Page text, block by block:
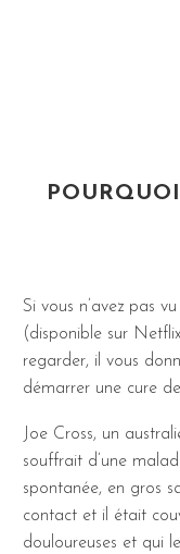
Si vous n’avez pas
(disponible sur
regarder, il vous
démarrer une cure
Joe Cross, un
souffrait d’une
spontanée, en gros
contact et il était
douloureuses et qui